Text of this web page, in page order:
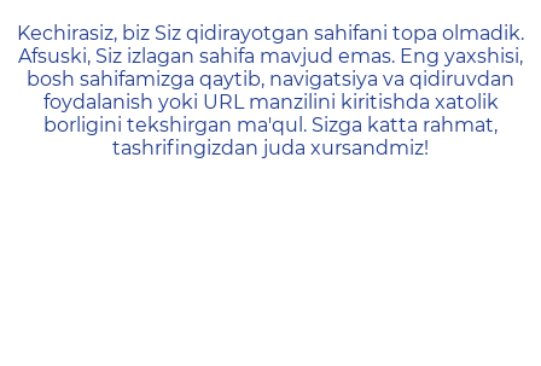
404 — Страница не
Kechirasiz, biz Siz qidirayotgan sahifani topa olmadik.
Afsuski, Siz izlagan sahifa mavjud emas. Eng yaxshisi,
bosh sahifamizga qaytib, navigatsiya va qidiruvdan
foydalanish yoki URL manzilini kiritishda xatolik
borligini tekshirgan ma'qul. Sizga katta rahmat,
tashrifingizdan juda xursandmiz!